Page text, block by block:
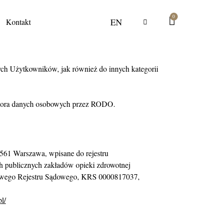
Kontakt EN
0
Użytkowników, jak również do innych kategorii
danych osobowych przez RODO.
Warszawa, wpisane do rejestru
publicznych zakładów opieki zdrowotnej
Rejestru Sądowego, KRS 0000817037,